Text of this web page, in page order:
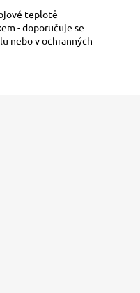
teplotě
- doporučuje se
nebo v ochranných